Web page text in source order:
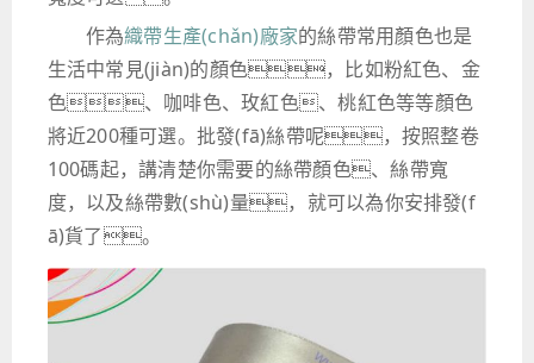
作為織帶生產(chǎn)廠家的絲帶常用顏色也是
生活中常見(jiàn)的顏色，比如粉紅色、金
色、咖啡色、玫紅色、桃紅色等等顏色
將近200種可選。批發(fā)絲帶呢，按照整卷
100碼起，講清楚你需要的絲帶顏色、絲帶寬
度，以及絲帶數(shù)量，就可以為你安排發(f
ā)貨了。